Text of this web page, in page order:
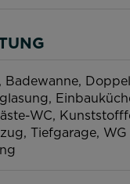
Badewanne
WC
Tiefgarage